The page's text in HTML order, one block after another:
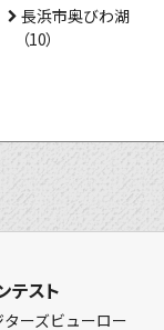
長浜市奥びわ湖
（10）
テスト
ーズビューロー